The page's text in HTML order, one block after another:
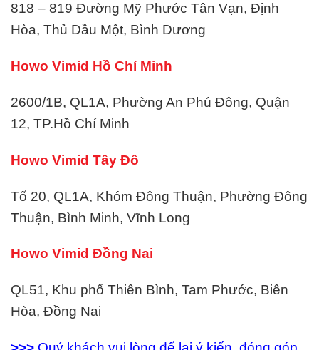
818 – 819 Đường Mỹ Phước Tân Vạn, Định
Hòa, Thủ Dầu Một, Bình Dương
Howo Vimid Hồ Chí Minh
2600/1B, QL1A, Phường An Phú Đông, Quận
12, TP.Hồ Chí Minh
Howo Vimid Tây Đô
Tổ 20, QL1A, Khóm Đông Thuận, Phường Đông
Thuận, Bình Minh, Vĩnh Long
Howo Vimid Đồng Nai
QL51, Khu phố Thiên Bình, Tam Phước, Biên
Hòa, Đồng Nai